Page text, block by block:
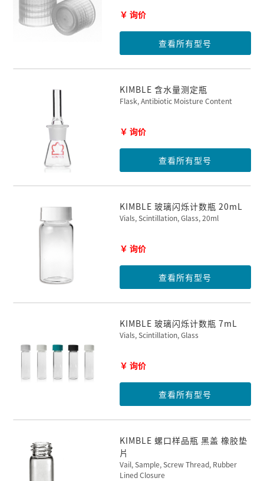
￥ 询价
查看所有型号
KIMBLE 含水量测定瓶
Flask, Antibiotic Moisture Content
￥ 询价
查看所有型号
KIMBLE 玻璃闪烁计数瓶 20mL
Vials, Scintillation, Glass, 20ml
￥ 询价
查看所有型号
KIMBLE 玻璃闪烁计数瓶 7mL
Vials, Scintillation, Glass
￥ 询价
查看所有型号
KIMBLE 螺口样品瓶 黑盖 橡胶垫
片
Vail, Sample, Screw Thread, Rubber
Lined Closure